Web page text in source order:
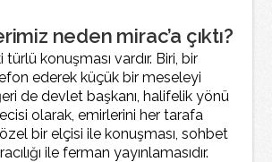
neden mirac’a çıktı?
türlü konuşması vardır. Biri, bir
ederek küçük bir meseleyi
de devlet başkanı, halifelik yönü
olarak, emirlerini her tarafa
bir elçisi ile konuşması, sohbet
ile ferman yayınlamasıdır.